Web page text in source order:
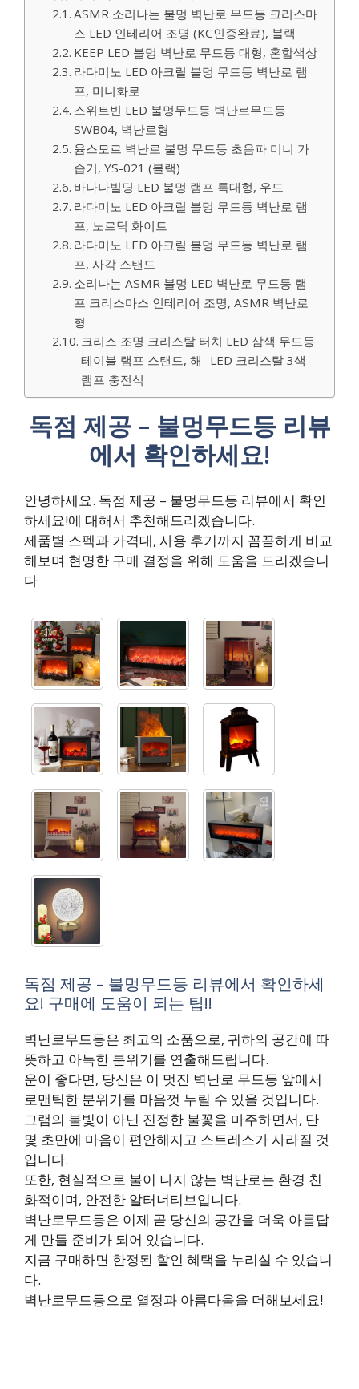
ASMR 소리나는 불멍 벽난로 무드등 크리스마
스 LED 인테리어 조명 (KC인증완료), 블랙
KEEP LED 불멍 벽난로 무드등 대형, 혼합색상
라다미노 LED 아크릴 불멍 무드등 벽난로 램
프, 미니화로
스위트빈 LED 불멍무드등 벽난로무드등
SWB04, 벽난로형
윰스모르 벽난로 불멍 무드등 초음파 미니 가
습기, YS-021 (블랙)
바나나빌딩 LED 불멍 램프 특대형, 우드
라다미노 LED 아크릴 불멍 무드등 벽난로 램
프, 노르딕 화이트
라다미노 LED 아크릴 불멍 무드등 벽난로 램
프, 사각 스탠드
소리나는 ASMR 불멍 LED 벽난로 무드등 램
프 크리스마스 인테리어 조명, ASMR 벽난로
형
크리스 조명 크리스탈 터치 LED 삼색 무드등
테이블 램프 스탠드, 해- LED 크리스탈 3색
램프 충전식
독점 제공 – 불멍무드등 리뷰
에서 확인하세요!
안녕하세요. 독점 제공 – 불멍무드등 리뷰에서 확인
하세요!에 대해서 추천해드리겠습니다.
제품별 스펙과 가격대, 사용 후기까지 꼼꼼하게 비교
해보며 현명한 구매 결정을 위해 도움을 드리겠습니
다
독점 제공 – 불멍무드등 리뷰에서 확인하세
요! 구매에 도움이 되는 팁!!
벽난로무드등은 최고의 소품으로, 귀하의 공간에 따
뜻하고 아늑한 분위기를 연출해드립니다.
운이 좋다면, 당신은 이 멋진 벽난로 무드등 앞에서
로맨틱한 분위기를 마음껏 누릴 수 있을 것입니다.
그램의 불빛이 아닌 진정한 불꽃을 마주하면서, 단
몇 초만에 마음이 편안해지고 스트레스가 사라질 것
입니다.
또한, 현실적으로 불이 나지 않는 벽난로는 환경 친
화적이며, 안전한 알터너티브입니다.
벽난로무드등은 이제 곧 당신의 공간을 더욱 아름답
게 만들 준비가 되어 있습니다.
지금 구매하면 한정된 할인 혜택을 누리실 수 있습니
다.
벽난로무드등으로 열정과 아름다움을 더해보세요!